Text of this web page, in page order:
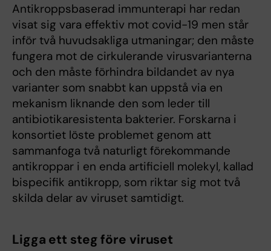
Antikroppsbaserad immunterapi har redan
visat sig vara effektiv mot covid-19 men står
inför två huvudsakliga utmaningar; den måste
fungera mot de cirkulerande virusvarianterna
och den måste förhindra bildandet av nya
varianter som snabbt kan uppstå via en
mekanism liknande den som leder till
antibiotikaresistenta bakterier. Forskarna i
konsortiet löste problemet genom att
sammanfoga två naturligt förekommande
antikroppar i en enda artificiell molekyl, kallad
bispecifik antikropp, som riktar sig mot två
skilda delar av viruset samtidigt.
Ligga ett steg före viruset